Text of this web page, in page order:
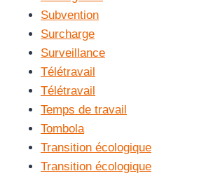
Subvention
Surcharge
Surveillance
Télétravail
Télétravail
Temps de travail
Tombola
Transition écologique
Transition écologique